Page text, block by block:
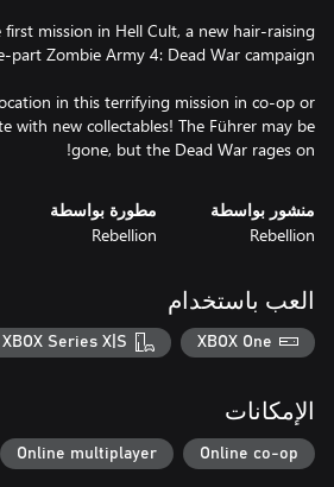
first mission in Hell Cult, a new hair-raising
in this terrifying mission in co-op or
with new collectables! The Führer may be
gone, but the Dead War rages on!
منشور بواسطة
Rebellion
مطورة بواسطة
Rebellion
العب باستخدام
XBOX One
XBOX Series X|S
الإمكانات
Online co-op
Online multiplayer